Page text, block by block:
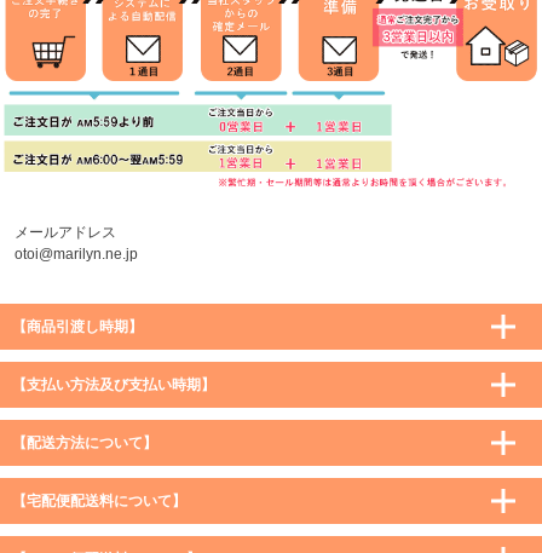
メールアドレス
otoi@marilyn.ne.jp
【商品引渡し時期】
【支払い方法及び支払い時期】
【配送方法について】
【宅配便配送料について】